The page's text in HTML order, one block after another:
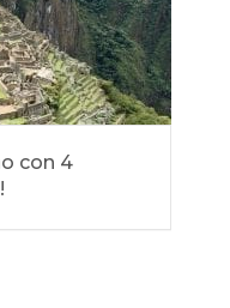
con 4